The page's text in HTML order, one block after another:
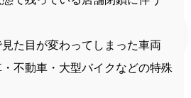
た目が変わってしまった車両
・不動車・大型バイクなどの特殊